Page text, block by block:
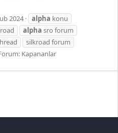
2024 alpha konu
alpha sro forum
silkroad forum
Kapananlar